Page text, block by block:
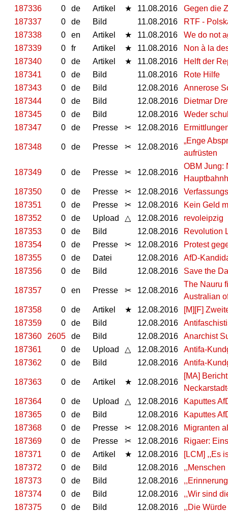
187336
0 de Artikel ★ 11.08.2016
Gegen die
187337
0 de Bild 11.08.2016
RTF -
187338
0 en Artikel ★ 11.08.2016
We do not
187339
0 fr Artikel ★ 11.08.2016
Non à la
187340
0 de Artikel ★ 11.08.2016
Helft der
187341
0 de Bild 11.08.2016
Rote Hilfe
187343
0 de Bild 12.08.2016
Annerose
187344
0 de Bild 12.08.2016
Dietmar
187345
0 de Bild 12.08.2016
Weder
187347
0 de Presse ✂ 12.08.2016
187348 0 de Presse ✂ 12.08.2016
„Enge
aufrüsten
187349 0 de Presse ✂ 12.08.2016
OBM Jung:
187350
0 de Presse ✂ 12.08.2016
187351
0 de Presse ✂ 12.08.2016
Kein Geld
187352
0 de Upload △ 12.08.2016
revoleipzig
187353
0 de Bild 12.08.2016
Revolution
187354
0 de Presse ✂ 12.08.2016
Protest
187355
0 de Datei 12.08.2016
AfD-
187356
0 de Bild 12.08.2016 Save the
187357 0 en Presse ✂ 12.08.2016
The Nauru
Australian
187358
0 de Artikel ★ 12.08.2016
[M][F]
187359
0 de Bild 12.08.2016
187360
2605 de Bild 12.08.2016
Anarchist
187361
0 de Upload △ 12.08.2016
Antifa-
187362
0 de Bild 12.08.2016 Antifa-
187363 0 de Artikel ★ 12.08.2016
[MA]
187364
0 de Upload △ 12.08.2016
Kaputtes
187365
0 de Bild 12.08.2016
Kaputtes
187368
0 de Presse ✂ 12.08.2016
Migranten
187369
0 de Presse ✂ 12.08.2016
Rigaer:
187371
0 de Artikel ★ 12.08.2016
[LCM] ,,Es
187372
0 de Bild 12.08.2016
,,Menschen
187373
0 de Bild 12.08.2016
187374
0 de Bild 12.08.2016
,,Wir sind
187375
0 de Bild 12.08.2016
,,Die